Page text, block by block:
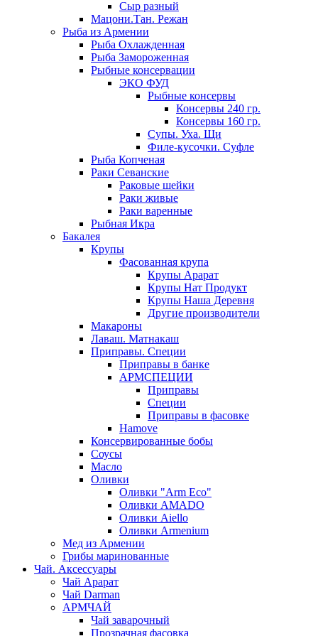
Сыр разный
Мацони.Тан. Режан
Рыба из Армении
Рыба Охлажденная
Рыба Замороженная
Рыбные консервации
ЭКО ФУД
Рыбные консервы
Консервы 240 гр.
Консервы 160 гр.
Супы. Уха. Щи
Филе-кусочки. Суфле
Рыба Копченая
Раки Севанские
Раковые шейки
Раки живые
Раки варенные
Рыбная Икра
Бакалея
Крупы
Фасованная крупа
Крупы Арарат
Крупы Нат Продукт
Крупы Наша Деревня
Другие производители
Макароны
Лаваш. Матнакаш
Приправы. Специи
Приправы в банке
АРМСПЕЦИИ
Приправы
Специи
Приправы в фасовке
Hamove
Консервированные бобы
Соусы
Масло
Оливки
Оливки "Arm Eco"
Оливки AMADO
Оливки Aiello
Оливки Armenium
Мед из Армении
Грибы маринованные
Чай. Аксессуары
Чай Арарат
Чай Darman
АРМЧАЙ
Чай заварочный
Прозрачная фасовка